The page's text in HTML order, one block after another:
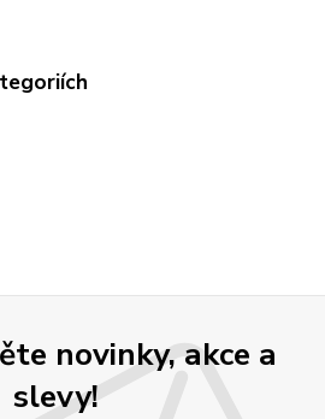
novinky, akce a
slevy!